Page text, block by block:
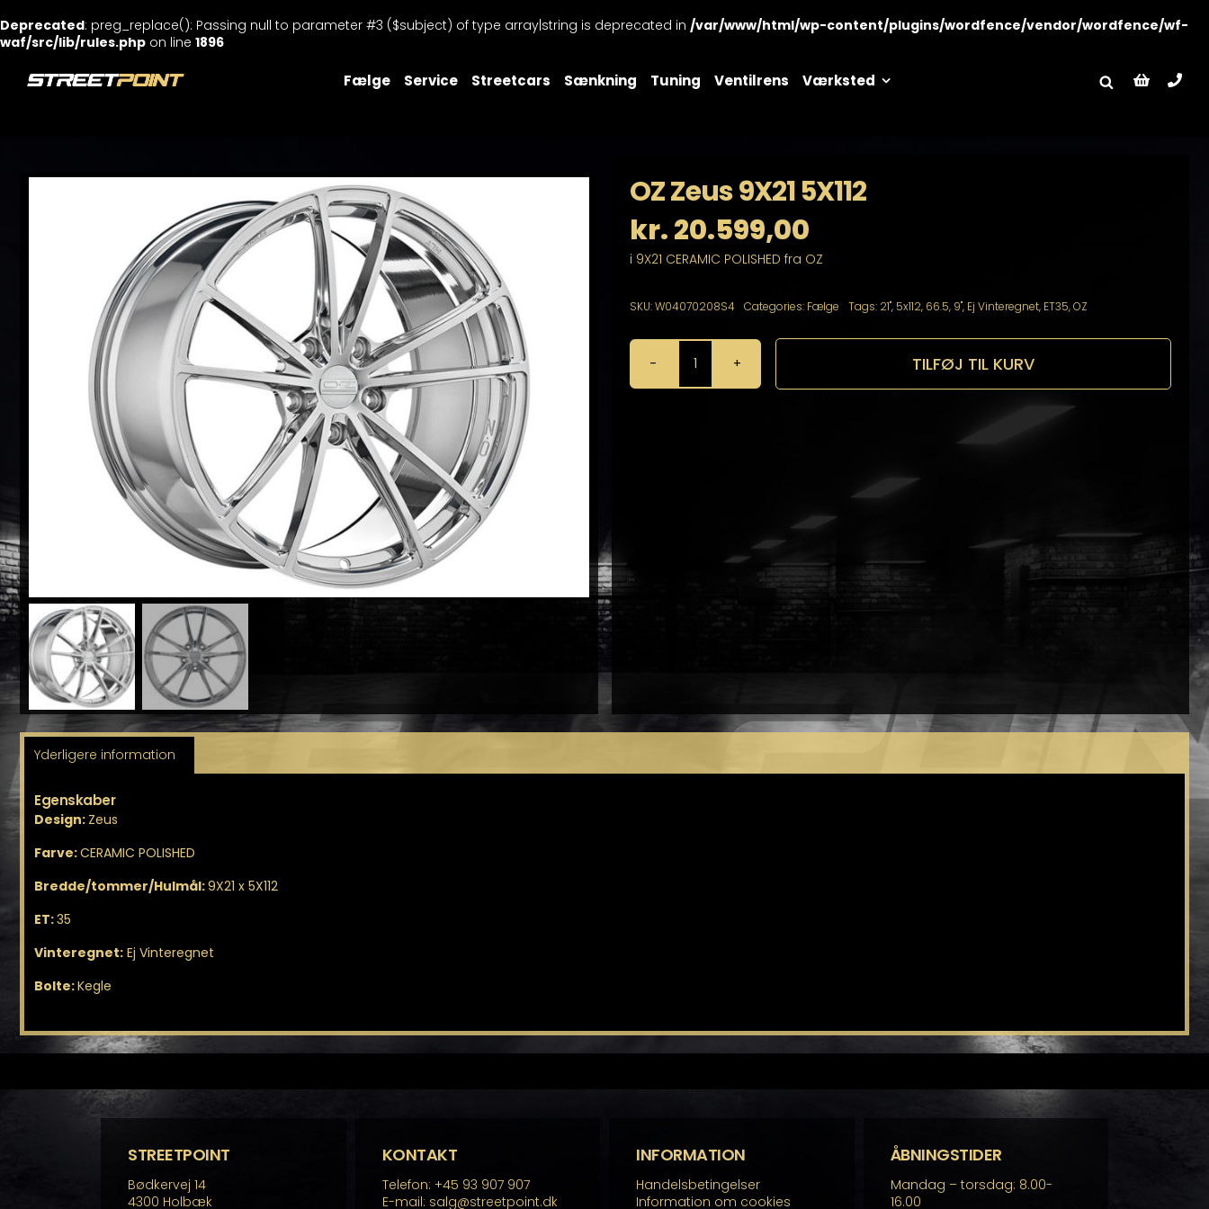
Deprecated: preg_replace(): Passing null to parameter #3 ($subject) of type array|string is deprecated in /var/www/html/wp-content/plugins/wordfence/vendor/wordfence/wf-
waf/src/lib/rules.php on line 1896
Fælge Service Streetcars Sænkning Tuning Ventilrens Værksted
OZ Zeus 9X21 5X112
kr.20.599,00
i 9X21 CERAMIC POLISHED fra OZ
SKU:W04070208S4 Categories: Fælge Tags: 21", 5x112, 66.5, 9", Ej Vinteregnet, ET35,OZ
OZ
Zeus
TILFØJ TIL KURV
Yderligere information
Egenskaber
Design: Zeus
Farve:CERAMIC POLISHED
Bredde/tommer/Hulmål:9X21 x 5X112
ET:35
Vinteregnet: Ej Vinteregnet
Bolte:Kegle
STREETPOINT
Bødkervej 14
4300 Holbæk
KONTAKT
Telefon: +45 93 907 907
E-mail: salg@streetpoint.dk
INFORMATION
Handelsbetingelser
Information om cookies
ÅBNINGSTIDER
Mandag – torsdag: 8.00-
16.00